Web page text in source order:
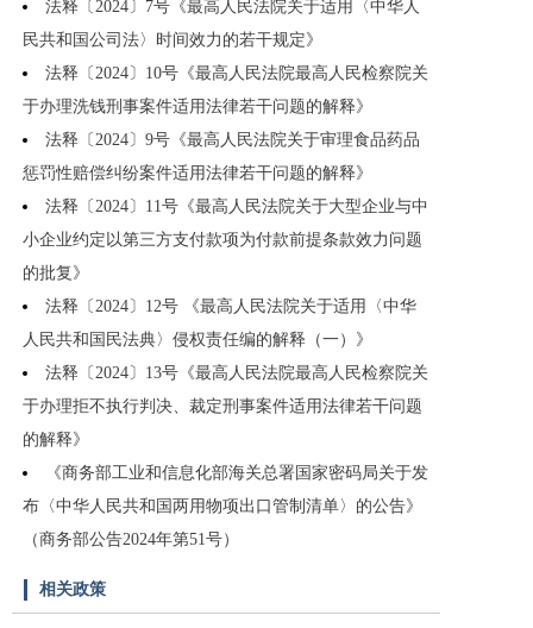
法释〔2024〕7号《最高人民法院关于适用〈中华人
民共和国公司法〉时间效力的若干规定》
法释〔2024〕10号《最高人民法院最高人民检察院关
于办理洗钱刑事案件适用法律若干问题的解释》
法释〔2024〕9号《最高人民法院关于审理食品药品
惩罚性赔偿纠纷案件适用法律若干问题的解释》
法释〔2024〕11号《最高人民法院关于大型企业与中
小企业约定以第三方支付款项为付款前提条款效力问题
的批复》
法释〔2024〕12号 《最高人民法院关于适用〈中华
人民共和国民法典〉侵权责任编的解释（一）》
法释〔2024〕13号《最高人民法院最高人民检察院关
于办理拒不执行判决、裁定刑事案件适用法律若干问题
的解释》
《商务部工业和信息化部海关总署国家密码局关于发
布〈中华人民共和国两用物项出口管制清单〉的公告》
（商务部公告2024年第51号）
相关政策